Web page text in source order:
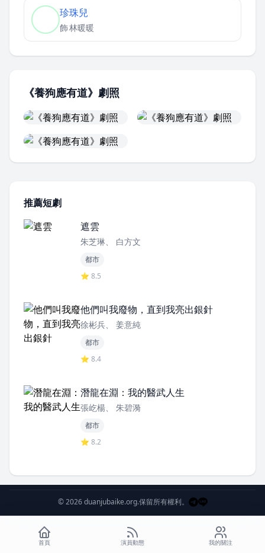
珍珠兒
飾林暖暖
《養狗應有道》劇照
推薦短劇
遮雲
朱芝琳、 白方文
都市
⭐ 8.5
他們叫我廢物，直到我亮出銀針
徐彬兵、 姜意純
都市
⭐ 8.4
潛龍在淵：我的醫武人生
張屹楊、 朱碧漪
都市
⭐ 8.2
© 2026 duanjubaike.org.保留所有權利。
首頁 演員動態 我的關注